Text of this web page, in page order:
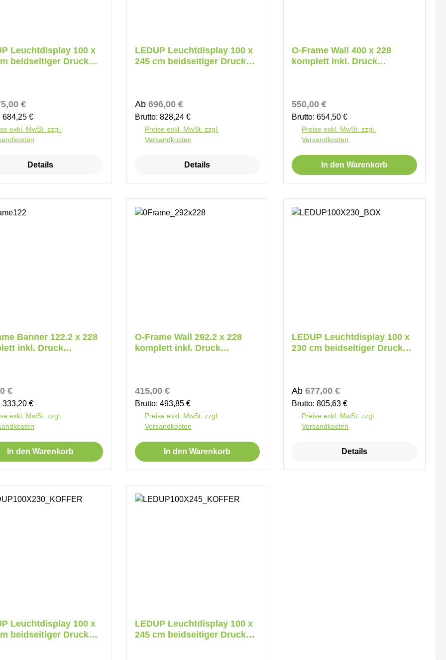
Leuchtdisplay 100 x
beidseitiger Druck
Preis:
€
684,25 €
exkl. MwSt. zzgl.
Details
LEDUP Leuchtdisplay 100 x
245 cm beidseitiger Druck
Regulärer Preis:
Ab 696,00 €
Brutto: 828,24 €
Preise exkl. MwSt. zzgl.
Versandkosten
Details
O-Frame Wall 400 x 228
komplett inkl. Druck
Regulärer Preis:
550,00 €
Brutto: 654,50 €
Preise exkl. MwSt. zzgl.
Versandkosten
In den Warenkorb
Banner 122.2 x 228
inkl. Druck
Preis:
€
333,20 €
exkl. MwSt. zzgl.
In den Warenkorb
O-Frame Wall 292.2 x 228
komplett inkl. Druck
Regulärer Preis:
415,00 €
Brutto: 493,85 €
Preise exkl. MwSt. zzgl.
Versandkosten
In den Warenkorb
LEDUP Leuchtdisplay 100 x
230 cm beidseitiger Druck
Regulärer Preis:
Ab677,00 €
Brutto: 805,63 €
Preise exkl. MwSt. zzgl.
Versandkosten
Details
Leuchtdisplay 100 x
beidseitiger Druck
LEDUP Leuchtdisplay 100 x
245 cm beidseitiger Druck